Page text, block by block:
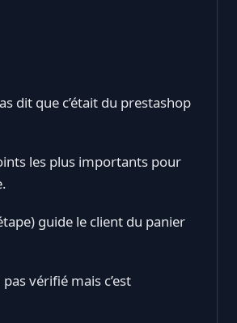
dit que c’était du prestashop
les plus importants pour
guide le client du panier
vérifié mais c’est